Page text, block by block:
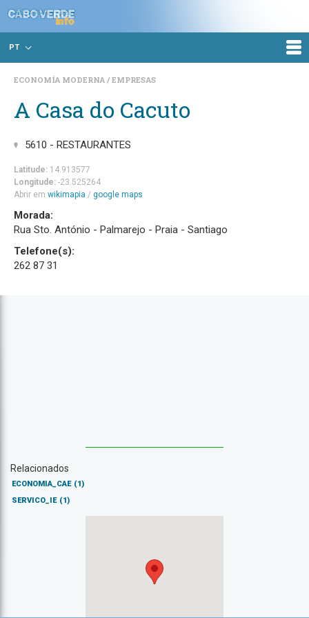
PT
ECONOMÍA MODERNA EMPRESAS
A Casa do Cacuto
5610 - RESTAURANTES
Latitude: 14.913577
Longitude: -23.525264
Abrir em wikimapia / google maps
Morada:
Rua Sto. António - Palmarejo - Praia - Santiago
Telefone(s):
262 87 31
Relacionados
ECONOMIA_CAE (1)
SERVICO_IE (1)